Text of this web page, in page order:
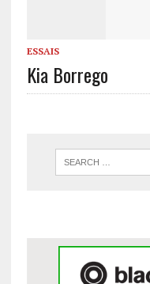
ESSAIS
Kia Borrego